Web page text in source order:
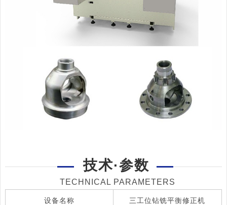
技术·参数
TECHNICAL PARAMETERS
设备名称 三工位钻铣平衡修正机